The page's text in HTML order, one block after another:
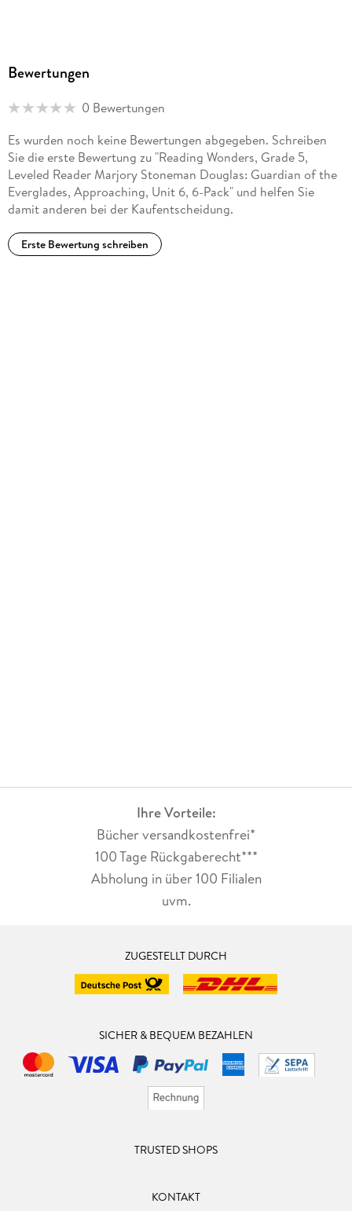
Bewertungen
0 Bewertungen
Es wurden noch keine Bewertungen abgegeben. Schreiben
Sie die erste Bewertung zu "Reading Wonders, Grade 5,
Leveled Reader Marjory Stoneman Douglas: Guardian of the
Everglades, Approaching, Unit 6, 6-Pack" und helfen Sie
damit anderen bei der Kaufentscheidung.
Erste Bewertung schreiben
Ihre Vorteile:
Bücher versandkostenfrei*
100 Tage Rückgaberecht***
Abholung in über 100 Filialen
uvm.
ZUGESTELLT DURCH
SICHER & BEQUEM BEZAHLEN
TRUSTED SHOPS
KONTAKT